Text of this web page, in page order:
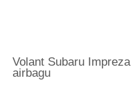
Volant Subaru
airbagu